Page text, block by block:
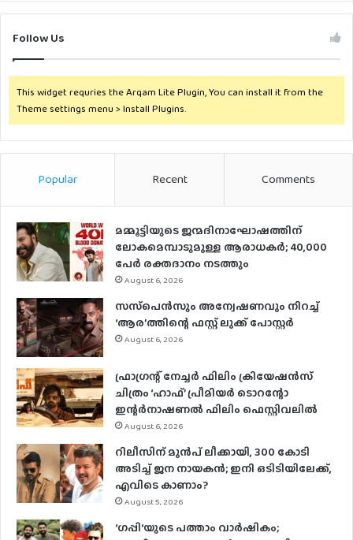
Follow Us
This widget requries the Arqam Lite Plugin, You can install it from the
Theme settings menu > Install Plugins.
Popular Recent Comments
മമ്മൂട്ടിയുടെ ജന്മദിനാഘോഷത്തിന്
ലോകമെമ്പാടുമുള്ള ആരാധകര്‍; 40,000
പേര്‍ രക്തദാനം നടത്തും
August 6, 2026
സസ്‌പെന്‍സും അന്വേഷണവും നിറച്ച്
‘ആര’ത്തിന്റെ ഫസ്റ്റ് ലുക്ക് പോസ്റ്റര്‍
August 6, 2026
ഫ്രാഗ്രന്റ് നേച്ചര്‍ ഫിലിം ക്രിയേഷന്‍സ്
ചിത്രം ‘ഹാഫ്’ പ്രീമിയര്‍ ടൊറന്റോ
ഇന്റര്‍നാഷണല്‍ ഫിലിം ഫെസ്റ്റിവലില്‍
August 6, 2026
റിലീസിന് മുൻപ് ലീക്കായി, 300 കോടി
അടിച്ച് ജന നായകൻ; ഇനി ഒടിടിയിലേക്ക്,
എവിടെ കാണാം?
August 5, 2026
‘ഗപ്പി‘യുടെ പത്താം വാർഷികം;